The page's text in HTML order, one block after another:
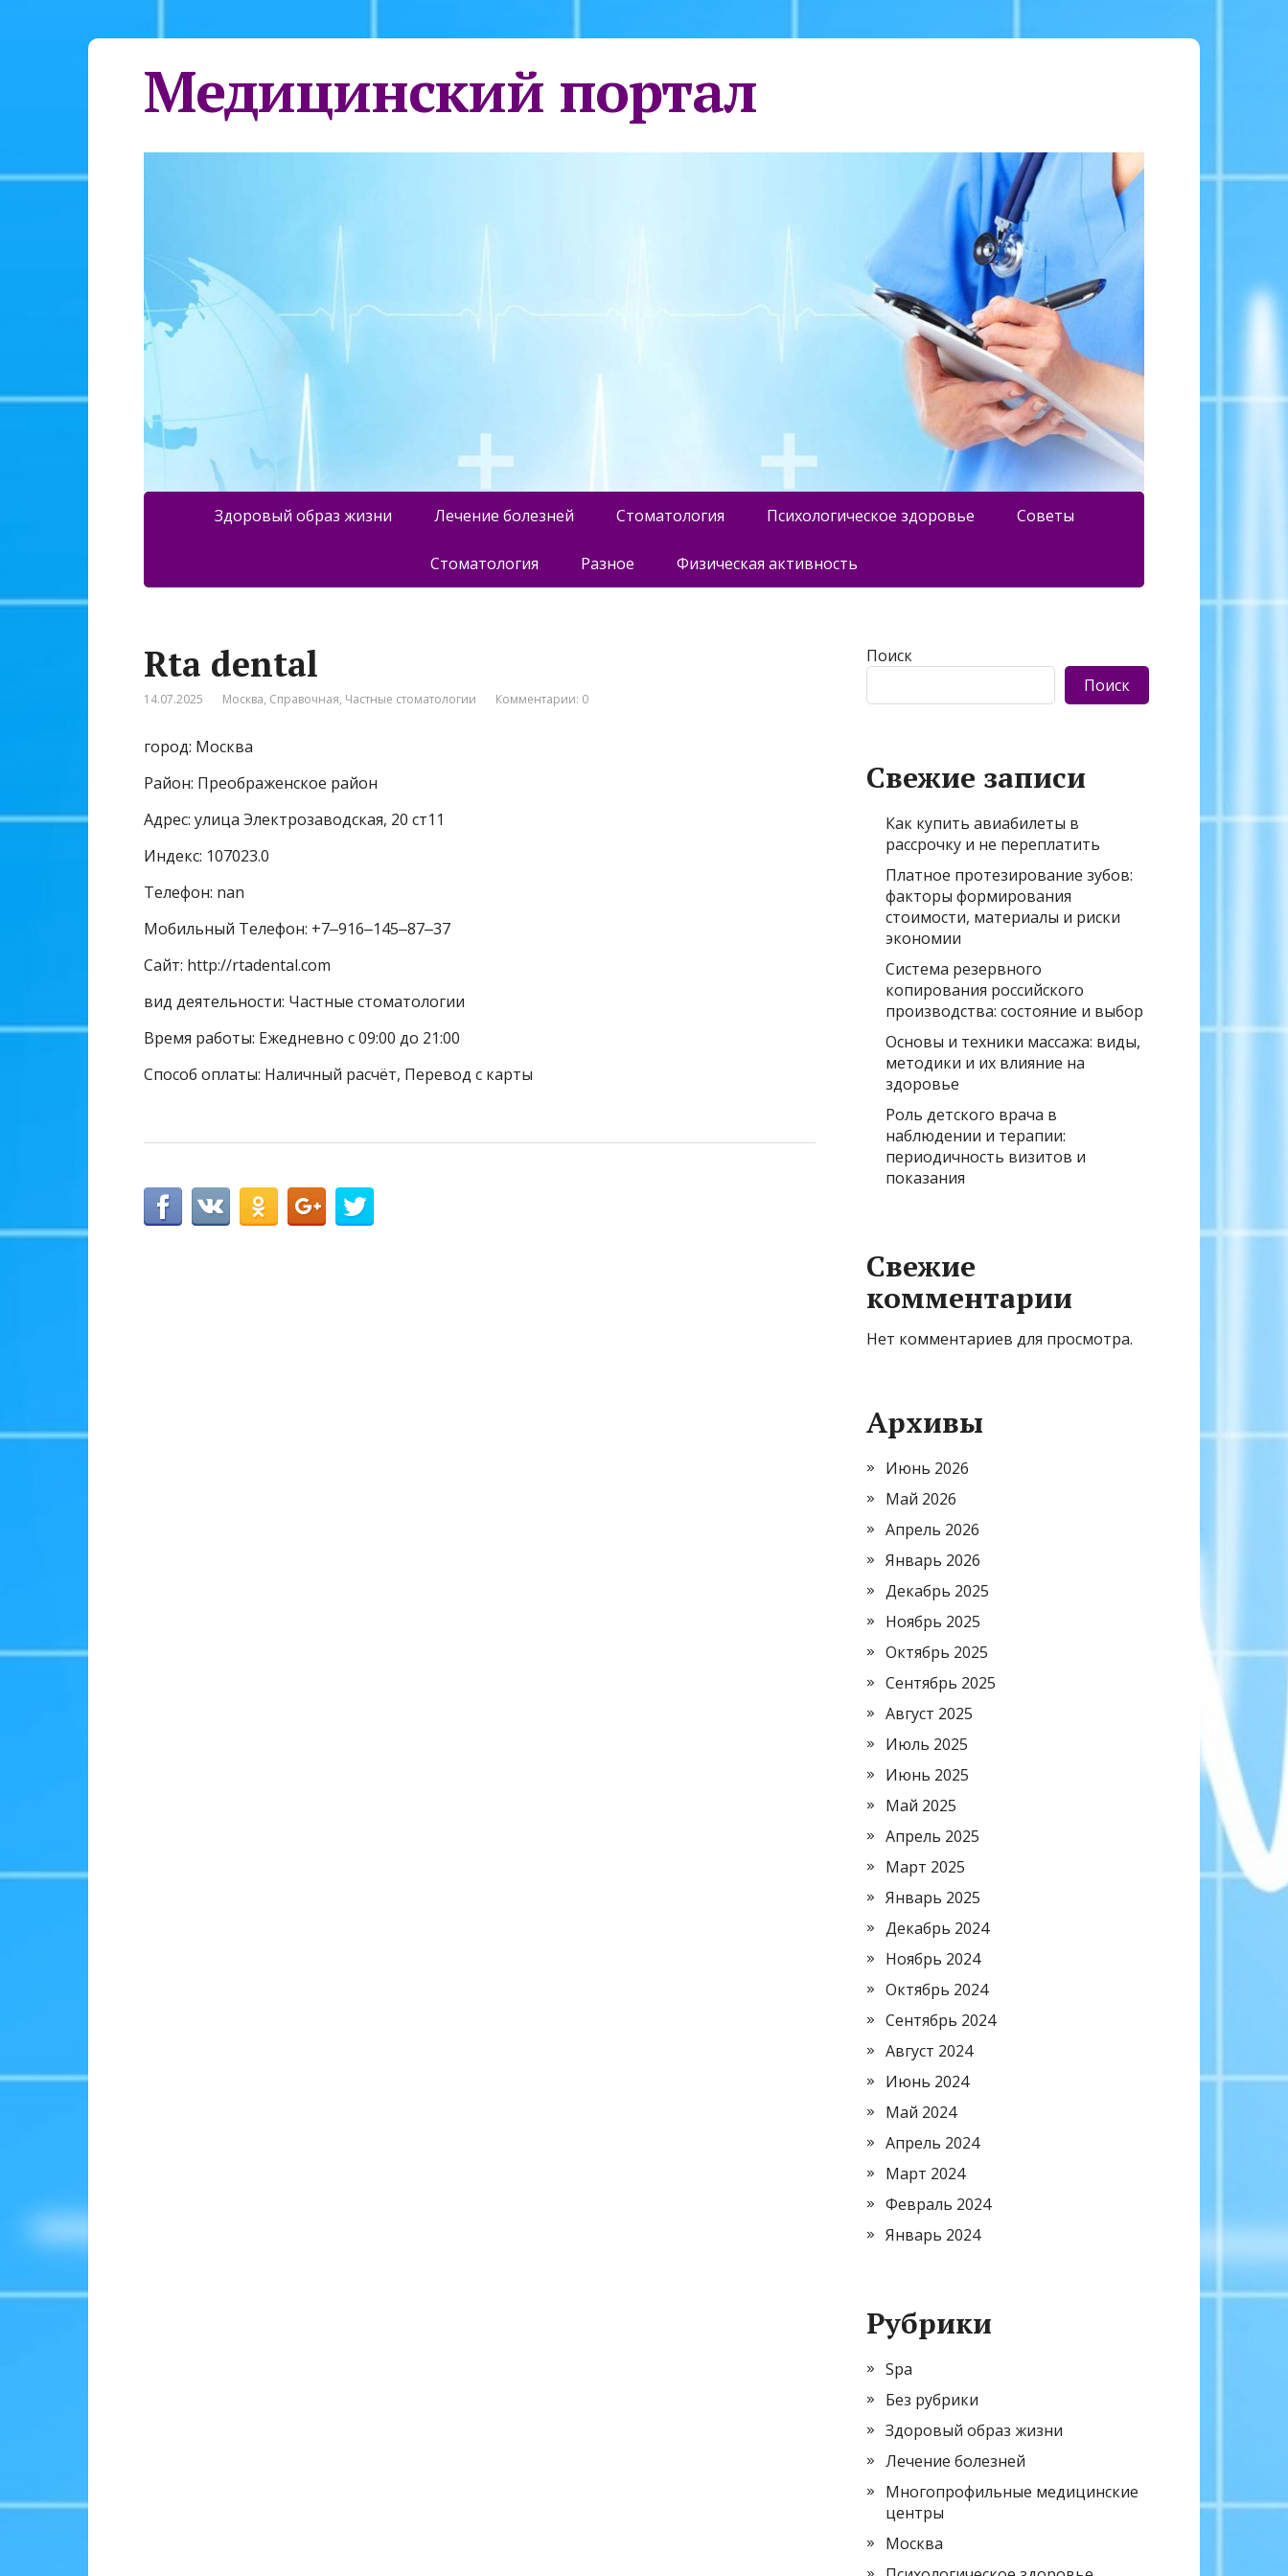
Медицинский портал
Здоровый образ жизни Лечение болезней Стоматология Психологическое здоровье Советы
Стоматология Разное Физическая активность
Rta dental
14.07.2025 Москва, Справочная, Частные стоматологии Комментарии: 0
город: Москва
Район: Преображенское район
Адрес: улица Электрозаводская, 20 ст11
Индекс: 107023.0
Телефон: nan
Мобильный Телефон: +7‒916‒145‒87‒37
Сайт: http://rtadental.com
вид деятельности: Частные стоматологии
Время работы: Ежедневно с 09:00 до 21:00
Способ оплаты: Наличный расчёт, Перевод с карты
Поиск
Поиск
Свежие записи
Как купить авиабилеты в
рассрочку и не переплатить
Платное протезирование зубов:
факторы формирования
стоимости, материалы и риски
экономии
Система резервного
копирования российского
производства: состояние и выбор
Основы и техники массажа: виды,
методики и их влияние на
здоровье
Роль детского врача в
наблюдении и терапии:
периодичность визитов и
показания
Свежие
комментарии
Нет комментариев для просмотра.
Архивы
Июнь 2026
Май 2026
Апрель 2026
Январь 2026
Декабрь 2025
Ноябрь 2025
Октябрь 2025
Сентябрь 2025
Август 2025
Июль 2025
Июнь 2025
Май 2025
Апрель 2025
Март 2025
Январь 2025
Декабрь 2024
Ноябрь 2024
Октябрь 2024
Сентябрь 2024
Август 2024
Июнь 2024
Май 2024
Апрель 2024
Март 2024
Февраль 2024
Январь 2024
Рубрики
Spa
Без рубрики
Здоровый образ жизни
Лечение болезней
Многопрофильные медицинские
центры
Москва